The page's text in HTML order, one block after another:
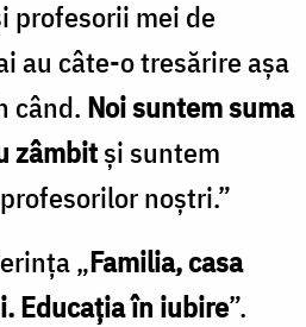
profesorii mei de
au câte-o tresărire așa
când. Noi suntem suma
zâmbitși suntem
noștri.”
„Familia, casa
Educația în iubire”.